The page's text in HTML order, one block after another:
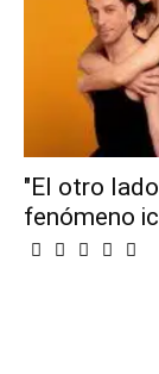
"El otro
fenómeno